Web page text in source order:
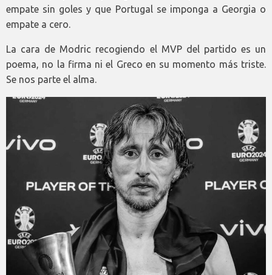
empate sin goles y que Portugal se imponga a Georgia o
empate a cero.
La cara de Modric recogiendo el MVP del partido es un
poema, no la firma ni el Greco en su momento más triste.
Se nos parte el alma.